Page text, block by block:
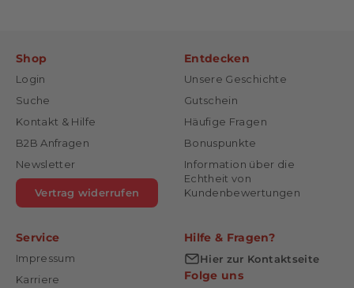
Shop
Login
Suche
Kontakt & Hilfe
B2B Anfragen
Newsletter
Vertrag widerrufen
Entdecken
Unsere Geschichte
Gutschein
Häufige Fragen
Bonuspunkte
Information über die
Echtheit von
Kundenbewertungen
Service
Impressum
Karriere
Hilfe & Fragen?
Hier zur Kontaktseite
Folge uns